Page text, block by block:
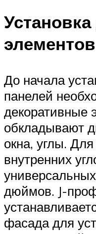
элементов
До начала
панелей
декоративные
обкладывают
окна, углы.
внутренних
дюймов. J-
фасада для